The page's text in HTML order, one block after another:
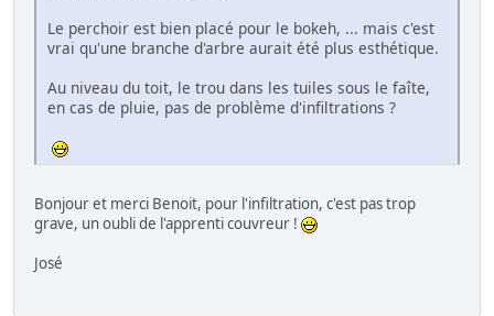
Le perchoir est bien placé pour le bokeh, ... mais c'est
vrai qu'une branche d'arbre aurait été plus esthétique.
Au niveau du toit, le trou dans les tuiles sous le faîte,
en cas de pluie, pas de problème d'infiltrations ?
Bonjour et merci Benoit, pour l'infiltration, c'est pas trop
grave, un oubli de l'apprenti couvreur !
José